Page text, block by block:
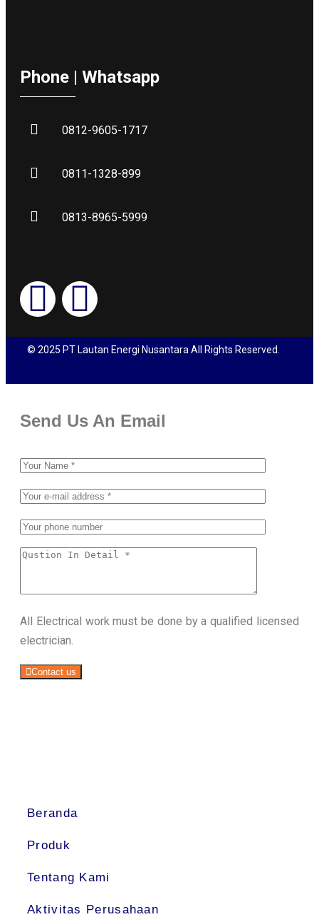
Phone | Whatsapp
0812-9605-1717
0811-1328-899
0813-8965-5999
© 2025 PT Lautan Energi Nusantara All Rights Reserved.
Send Us An Email
All Electrical work must be done by a qualified licensed
electrician.
Contact us
Beranda
Produk
Tentang Kami
Aktivitas Perusahaan